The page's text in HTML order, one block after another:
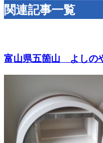
関連記事一覧
富山県五箇山 よしの